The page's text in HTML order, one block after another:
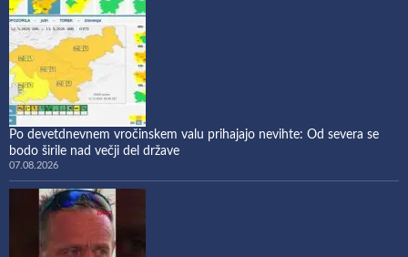
Po devetdnevnem vročinskem valu prihajajo nevihte: Od severa se
bodo širile nad večji del države
07.08.2026